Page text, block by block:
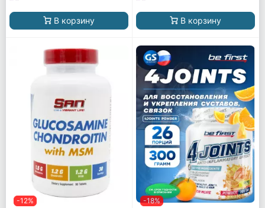
В корзину В корзину
-12% -18%